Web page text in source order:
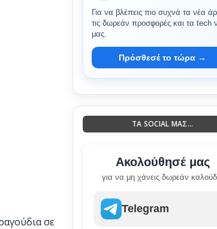
σε
Για να βλέπεις πιο συχνά τα νέα
τις δωρεάν προσφορές και τα tech
μας.
Πρόσθεσέ το τώρα →
ΤΑ SOCIAL ΜΑΣ...
Ακολούθησέ μας
για να μη χάνεις δωρεάν
Telegram